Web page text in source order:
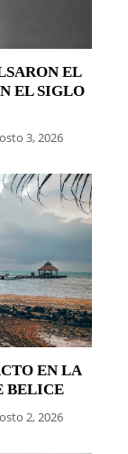
EL
EL SIGLO
3, 2026
EN LA
BELICE
2, 2026